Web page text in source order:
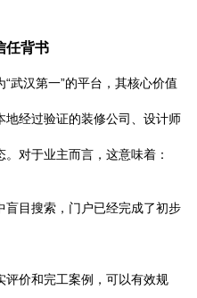
任背书
武汉第一”的平台，其核心价值
经过验证的装修公司、设计师
对于业主而言，这意味着：
盲目搜索，门户已经完成了初步
评价和完工案例，可以有效规